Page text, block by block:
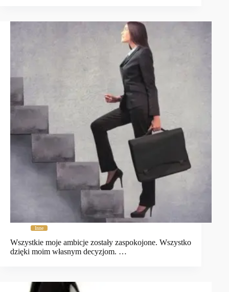
Inne
Wszystkie moje ambicje zostały zaspokojone. Wszystko
dzięki moim własnym decyzjom. …